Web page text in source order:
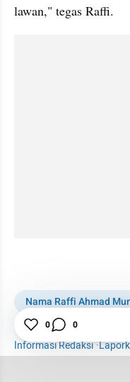
lawan," tegas Raffi.
Nama Raffi Ahmad
Raffi Ahmad
Informasi Redaksi·
0 0